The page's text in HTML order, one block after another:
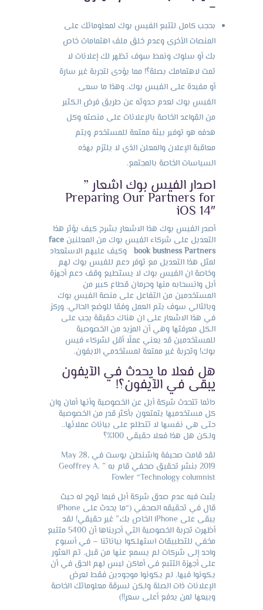
–
بحجب كامل لتتبع الفيس بوك لمعلوماتك على
المنصات الأخرى وعدم خلق ملف اهتمامات خاص
بك أو سلوك ونمط سوف تظهر لك إعلانات لا
تمت لاهتمامك بصلة؟! مما يؤدى لتجربة غير سارة
أو مفيدة على الفيس بوك. وهذا ما سعى
الفيس بوك لعدم حدوثه عن طريق فرض الكثير
من القواعد الخاصة بالإعلانات على منصته وكل
هدفه هو توفير بيئة ممتعة للمستخدم ويتم
معاقبة الإعلان والمعلن الذي لا يلتزم بهذه
السياسات الخاصة بالمجتمع.
اصدار الفيس بوك اشعار ”
Preparing Our Partners for
iOS 14″
أصدر الفيس بوك هذا الاشعار بشرح كيف يؤثر هذا
التعديل على شركاء الفيس بوك من المعلنين face
book businessPartners
وكيف عليهم الاستعداد
لمثل هذا التعديل مع توفر دعم للفيس بوك لهم
وخاصة ان الفيس بوك لا يستطيع وقف دعم أجهزة
أبل وانسحابه منها وحرمان قطاع كبير من
المستخدمين من التفاعل على منصة الفيس بوك
وبالتالي سوف يتم العمل وفقا للوضع الحالي. وركز
في هذا الاشعار على ان هناك حقيقة يجب على
الكل معرفتها وهي أن المزيد من الخصوصية
للمستخدمين قد يعني عملًا أقل لشركاء فيس
بوك! وتجربة غير ممتعة لمستخدمي الآيفون.
هل فعلا ما يحدث في الآيفون
يبقى في الآيفون؟!
دائما تتحدث شركة أبل عن الخصوصية وأنها أمان وان
كل مستخدميها يتمتعون بأكثر قدر من الخصوصية
حتى هي نفسها لا تتطلع على بيانات عملائها..
ولكن هل هذا فعلا حقيقي 100%؟
لقد قامت صحيفة واشنطن بوست في May 28,
2019 بنشر تحقيق صحفي قام به ” Geoffrey A.
Fowler “Technology columnist
يثبت فيه عدم صدق شركة أبل فيما تروج له حيث
قال في تحقيقه الصحفي (“ما يحدث على iPhone
يبقى على iPhone الخاص بك.” غير حقيقي! لقد
أظهرت تجربة الخصوصية التي أجريناها أن 5400 متتبع
مخفي للتطبيقات استهلكوا بياناتنا – في أسبوع
واحد إلى شركات لم يسمع عنها من قبل. تم العثور
على أجهزة التتبع في أماكن ليس لهم الحق في أن
يكونوا فيها. لم يكونوا موجودين فقط لعرض
الإعلانات ذات الصلة ولكن لسرقة معلوماتك الخاصة
وبيعها لمن يدفع أعلى سعر!!)